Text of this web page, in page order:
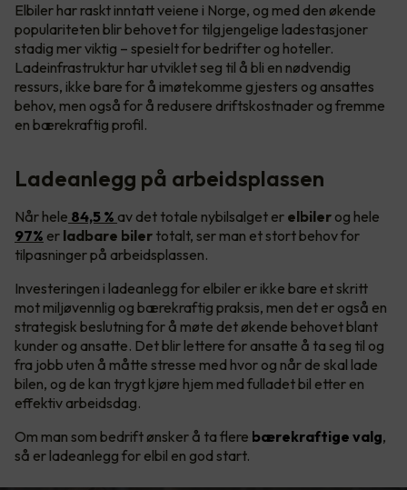
Elbiler har raskt inntatt veiene i Norge, og med den økende
populariteten blir behovet for tilgjengelige ladestasjoner
stadig mer viktig – spesielt for bedrifter og hoteller.
Ladeinfrastruktur har utviklet seg til å bli en nødvendig
ressurs, ikke bare for å imøtekomme gjesters og ansattes
behov, men også for å redusere driftskostnader og fremme
en bærekraftig profil.
Ladeanlegg på arbeidsplassen
Når hele 84,5 % av det totale nybilsalget er elbiler og hele
97% er ladbare biler totalt, ser man et stort behov for
tilpasninger på arbeidsplassen.
Investeringen i ladeanlegg for elbiler er ikke bare et skritt
mot miljøvennlig og bærekraftig praksis, men det er også en
strategisk beslutning for å møte det økende behovet blant
kunder og ansatte. Det blir lettere for ansatte å ta seg til og
fra jobb uten å måtte stresse med hvor og når de skal lade
bilen, og de kan trygt kjøre hjem med fulladet bil etter en
effektiv arbeidsdag.
Om man som bedrift ønsker å ta flere bærekraftige valg,
så er ladeanlegg for elbil en god start.